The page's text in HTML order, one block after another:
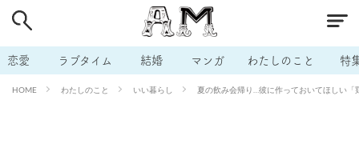
恋愛 ラブタイム 結婚 マンガ わたしのこと 特
HOME わたしのこと いい暮らし 夏の飲み会帰り…彼に作っておいてほしい「
# 男の本音 # セフレ
# 不倫 # 出会う方法 # マッチングアプリ
# ラブグッズ # 体の相性 # イケない